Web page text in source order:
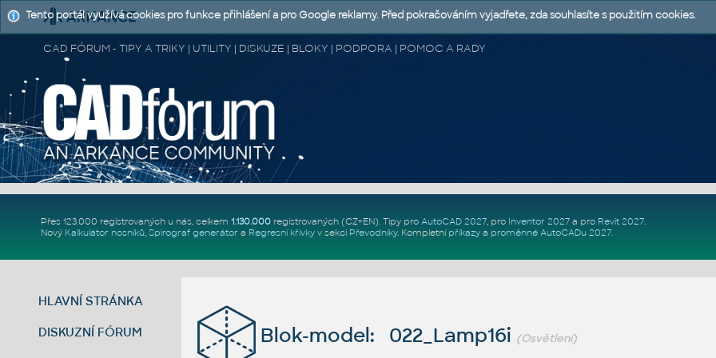
CAD FÓRUM - TIPY A TRIKY | UTILITY | DISKUZE | BLOKY | PODPORA | POMOC A RADY
Přes 123.000 registrovaných u nás, celkem 1.130.000registrovaných (CZ+EN). Tipy pro AutoCAD 2027, pro Inventor 2027a pro Revit 2027.
Nový Kalkulátor nosníků, Spirograf generátor a Regresní křivkyv sekci Převodníky. Kompletní příkazya proměnné AutoCADu 2027.
HLAVNÍ STRÁNKA
DISKUZNÍ FÓRUM Blok-model: 022_Lamp16i (Osvětlení)
Tento portál využívá cookies pro funkce přihlášení a pro Google reklamy. Před pokračováním vyjadřete, zda souhlasíte s použitím cookies.